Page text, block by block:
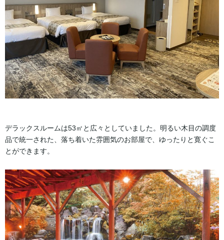
デラックスルームは53㎡と広々としていました。明るい木目の調度
品で統一された、落ち着いた雰囲気のお部屋で、ゆったりと寛ぐこ
とができます。